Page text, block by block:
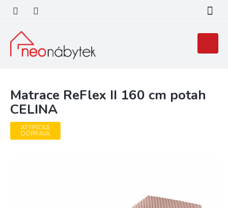
obsah
košík
Matrace ReFlex II 160 cm potah
CELINA
ATYPICKÁ
DOPRAVA